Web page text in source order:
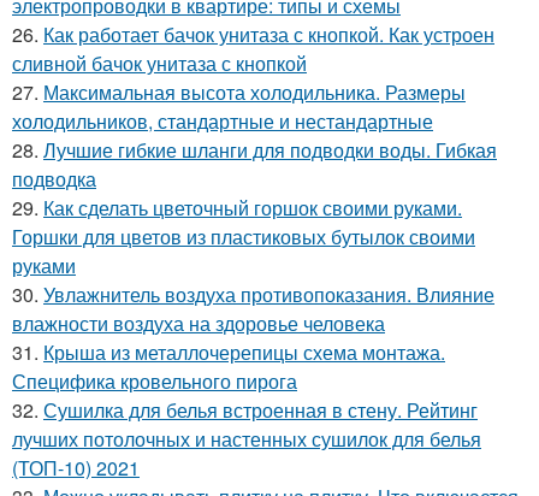
26. Как работает бачок унитаза с кнопкой. Как устроен
сливной бачок унитаза с кнопкой
27. Максимальная высота холодильника. Размеры
холодильников, стандартные и нестандартные
28. Лучшие гибкие шланги для подводки воды. Гибкая
подводка
29. Как сделать цветочный горшок своими руками.
Горшки для цветов из пластиковых бутылок своими
руками
30. Увлажнитель воздуха противопоказания. Влияние
влажности воздуха на здоровье человека
31. Крыша из металлочерепицы схема монтажа.
Специфика кровельного пирога
32. Сушилка для белья встроенная в стену. Рейтинг
лучших потолочных и настенных сушилок для белья
(ТОП-10) 2021